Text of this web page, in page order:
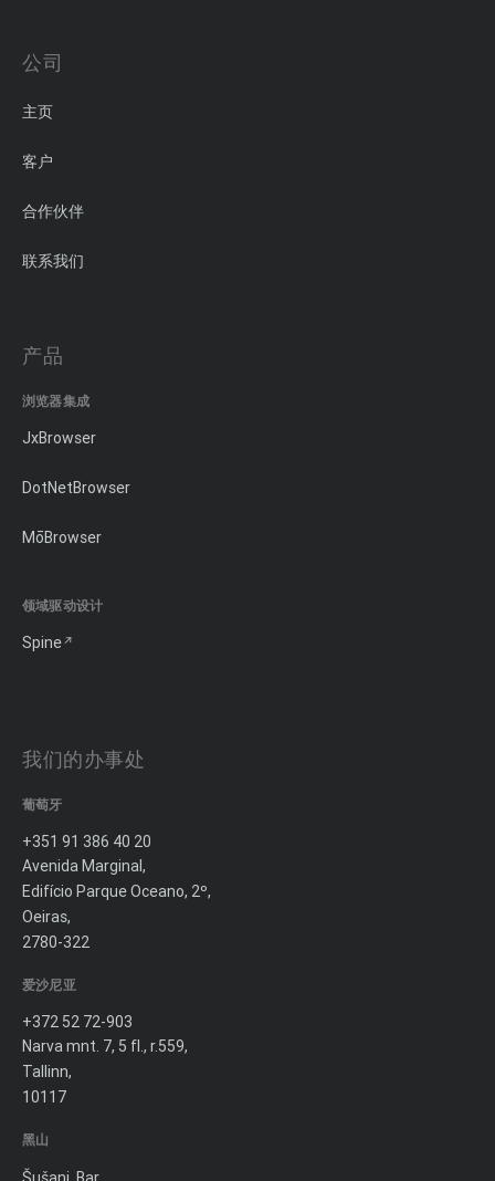
公司
主页
客户
合作伙伴
联系我们
产品
浏览器集成
JxBrowser
DotNetBrowser
MōBrowser
领域驱动设计
Spine
我们的办事处
葡萄牙
+351 91 386 40 20
Avenida Marginal,
Edifício Parque Oceano, 2º,
Oeiras,
2780-322
爱沙尼亚
+372 52 72-903
Narva mnt. 7, 5 fl., r.559,
Tallinn,
10117
黑山